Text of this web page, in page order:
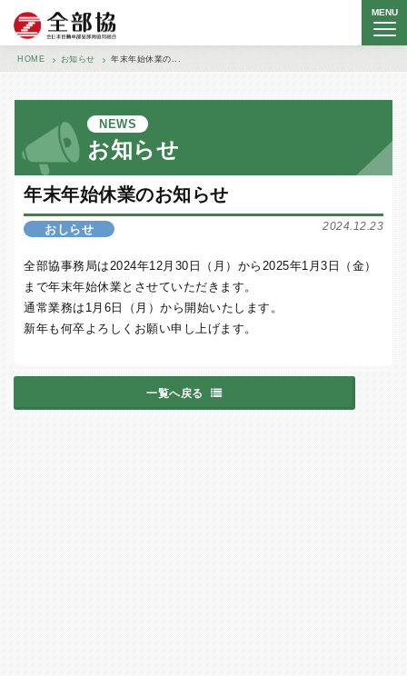
MENU
全日本自動車部品卸商協同組合
HOME お知らせ 年末年始休業の...
NEWS
お知らせ
年末年始休業のお知らせ
2024.12.23
おしらせ
全部協事務局は2024年12月30日（月）から2025年1月3日（金）
まで年末年始休業とさせていただきます。
通常業務は1月6日（月）から開始いたします。
新年も何卒よろしくお願い申し上げます。
一覧へ戻る